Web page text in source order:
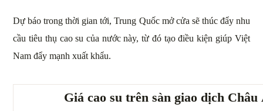
Dự báo trong thời gian tới, Trung Quốc mở cửa sẽ thúc đẩy nhu
cầu tiêu thụ cao su của nước này, từ đó tạo điều kiện giúp Việt
Nam đẩy mạnh xuất khẩu.
Giá cao su trên sàn giao dịch Châu